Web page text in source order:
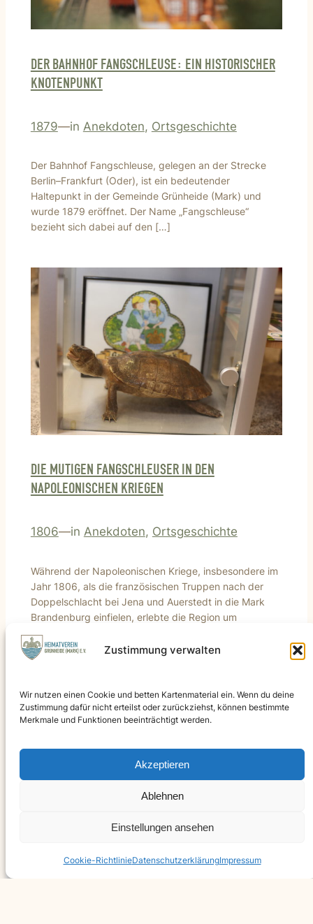
Zustimmung verwalten
Wir nutzen einen Cookie und betten Kartenmaterial ein. Wenn du deine
Zustimmung dafür nicht erteilst oder zurückziehst, können bestimmte
Merkmale und Funktionen beeinträchtigt werden.
Akzeptieren
Ablehnen
Einstellungen ansehen
Cookie-RichtlinieDatenschutzerklärungImpressum
DER BAHNHOF FANGSCHLEUSE: EIN HISTORISCHER
KNOTENPUNKT
1879—in Anekdoten, Ortsgeschichte
Der Bahnhof Fangschleuse, gelegen an der Strecke
Berlin–Frankfurt (Oder), ist ein bedeutender
Haltepunkt in der Gemeinde Grünheide (Mark) und
wurde 1879 eröffnet. Der Name „Fangschleuse“
bezieht sich dabei auf den […]
DIE MUTIGEN FANGSCHLEUSER IN DEN
NAPOLEONISCHEN KRIEGEN
1806—in Anekdoten, Ortsgeschichte
Während der Napoleonischen Kriege, insbesondere im
Jahr 1806, als die französischen Truppen nach der
Doppelschlacht bei Jena und Auerstedt in die Mark
Brandenburg einfielen, erlebte die Region um
Grünheide und […]